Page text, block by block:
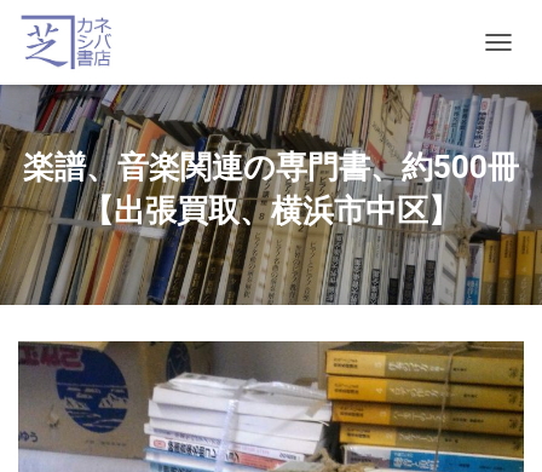
O
G
G
L
A
V
G
I
O
N
楽譜、音楽関連の専門書、約500冊
【出張買取、横浜市中区】